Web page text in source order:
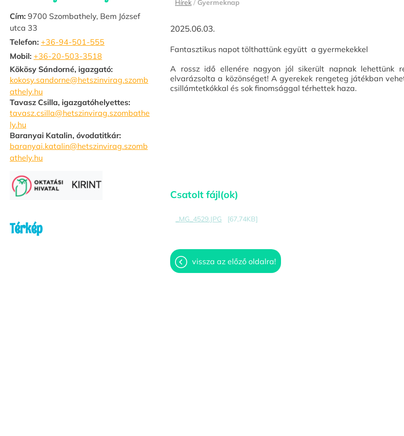
Cím: 9700 Szombathely, Bem József
utca 33
Telefon: +36-94-501-555
Mobil: +36-20-503-3518
Kökösy Sándorné, igazgató:
kokosy.sandorne@hetszinvirag.szomb
athely.hu
Tavasz Csilla, igazgatóhelyettes:
tavasz.csilla@hetszinvirag.szombathe
ly.hu
Baranyai Katalin, óvodatitkár:
baranyai.katalin@hetszinvirag.szomb
athely.hu
Térkép
Hírek / Gyermeknap
2025.06.03.
Fantasztikus napot tölthattünk együtt a gyermekekkel
A rossz idő ellenére nagyon jól sikerült napnak lehettünk
elvarázsolta a közönséget! A gyerekek rengeteg játékban
csillámtetkókkal és sok finomsággal térhettek haza.
Csatolt fájl(ok)
_MG_4529.JPG [67,74KB]
vissza az előző oldalra!